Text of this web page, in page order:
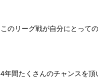
このリーグ戦が自分にとって
4年間たくさんのチャンスを頂